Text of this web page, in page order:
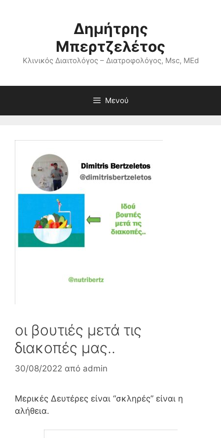
Δημήτρης
Μπερτζελέτος
Κλινικός Διαιτολόγος – Διατροφολόγος, Msc, MEd
Μενού
οι βουτιές μετά τις
διακοπές μας..
30/08/2022 από admin
Μερικές Δευτέρες είναι “σκληρές” είναι η
αλήθεια.